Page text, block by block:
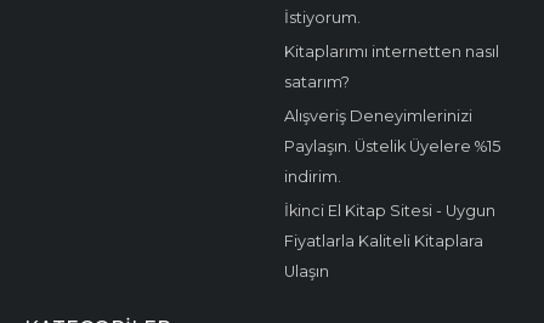
İstiyorum.
Kitaplarımı internetten nasıl
satarım?
Alışveriş Deneyimlerinizi
Paylaşın. Üstelik Üyelere %15
indirim.
İkinci El Kitap Sitesi - Uygun
Fiyatlarla Kaliteli Kitaplara
Ulaşın